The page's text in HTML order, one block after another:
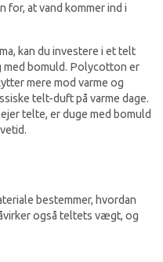
for, at vand kommer ind i
kan du investere i et telt
med bomuld. Polycotton er
mere mod varme og
telt-duft på varme dage.
telte, er duge med bomuld
bestemmer, hvordan
også teltets vægt, og